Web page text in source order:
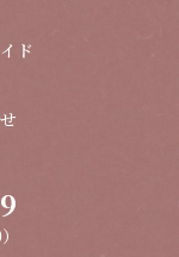
ド